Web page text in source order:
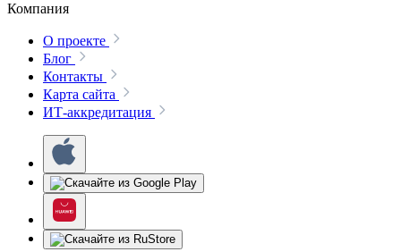
Компания
О проекте
Блог
Контакты
Карта сайта
ИТ-аккредитация